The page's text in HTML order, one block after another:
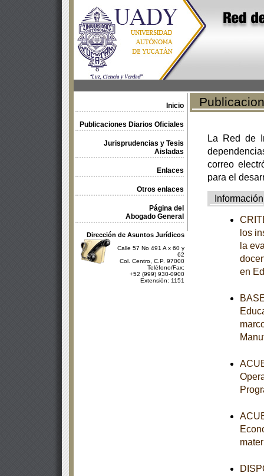
Inicio
Publicaciones Diarios Oficiales
Jurisprudencias y Tesis
Aisladas
Enlaces
Otros enlaces
Página del
Abogado General
Dirección de Asuntos Jurídicos
Calle 57 No 491 A x 60 y
62
Col. Centro, C.P. 97000
Teléfono/Fax:
+52 (999) 930-0900
Extensión: 1151
La Red de
correo
para el
Información
los
la
en